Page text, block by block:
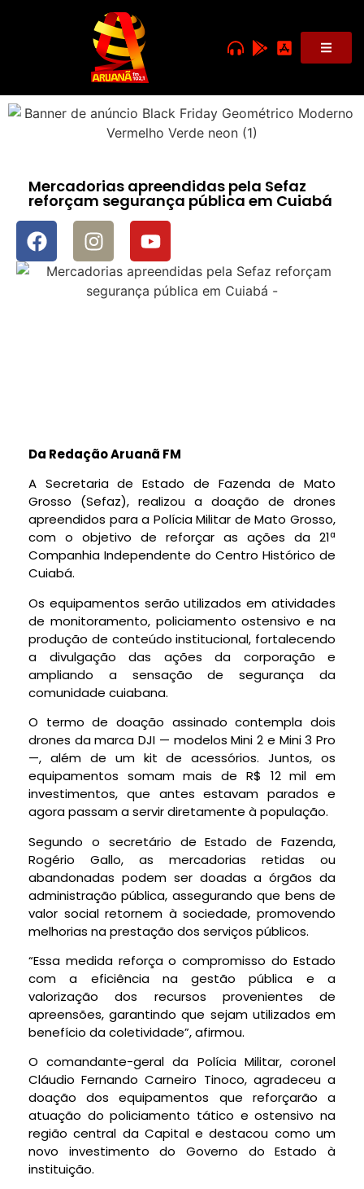
Mercadorias apreendidas pela Sefaz
reforçam segurança pública em Cuiabá
Da Redação Aruanã FM
A Secretaria de Estado de Fazenda de Mato
Grosso (Sefaz), realizou a doação de drones
apreendidos para a Polícia Militar de Mato Grosso,
com o objetivo de reforçar as ações da 21ª
Companhia Independente do Centro Histórico de
Cuiabá.
Os equipamentos serão utilizados em atividades
de monitoramento, policiamento ostensivo e na
produção de conteúdo institucional, fortalecendo
a divulgação das ações da corporação e
ampliando a sensação de segurança da
comunidade cuiabana.
O termo de doação assinado contempla dois
drones da marca DJI — modelos Mini 2 e Mini 3 Pro
—, além de um kit de acessórios. Juntos, os
equipamentos somam mais de R$ 12 mil em
investimentos, que antes estavam parados e
agora passam a servir diretamente à população.
Segundo o secretário de Estado de Fazenda,
Rogério Gallo, as mercadorias retidas ou
abandonadas podem ser doadas a órgãos da
administração pública, assegurando que bens de
valor social retornem à sociedade, promovendo
melhorias na prestação dos serviços públicos.
“Essa medida reforça o compromisso do Estado
com a eficiência na gestão pública e a
valorização dos recursos provenientes de
apreensões, garantindo que sejam utilizados em
benefício da coletividade”, afirmou.
O comandante-geral da Polícia Militar, coronel
Cláudio Fernando Carneiro Tinoco, agradeceu a
doação dos equipamentos que reforçarão a
atuação do policiamento tático e ostensivo na
região central da Capital e destacou como um
novo investimento do Governo do Estado à
instituição.